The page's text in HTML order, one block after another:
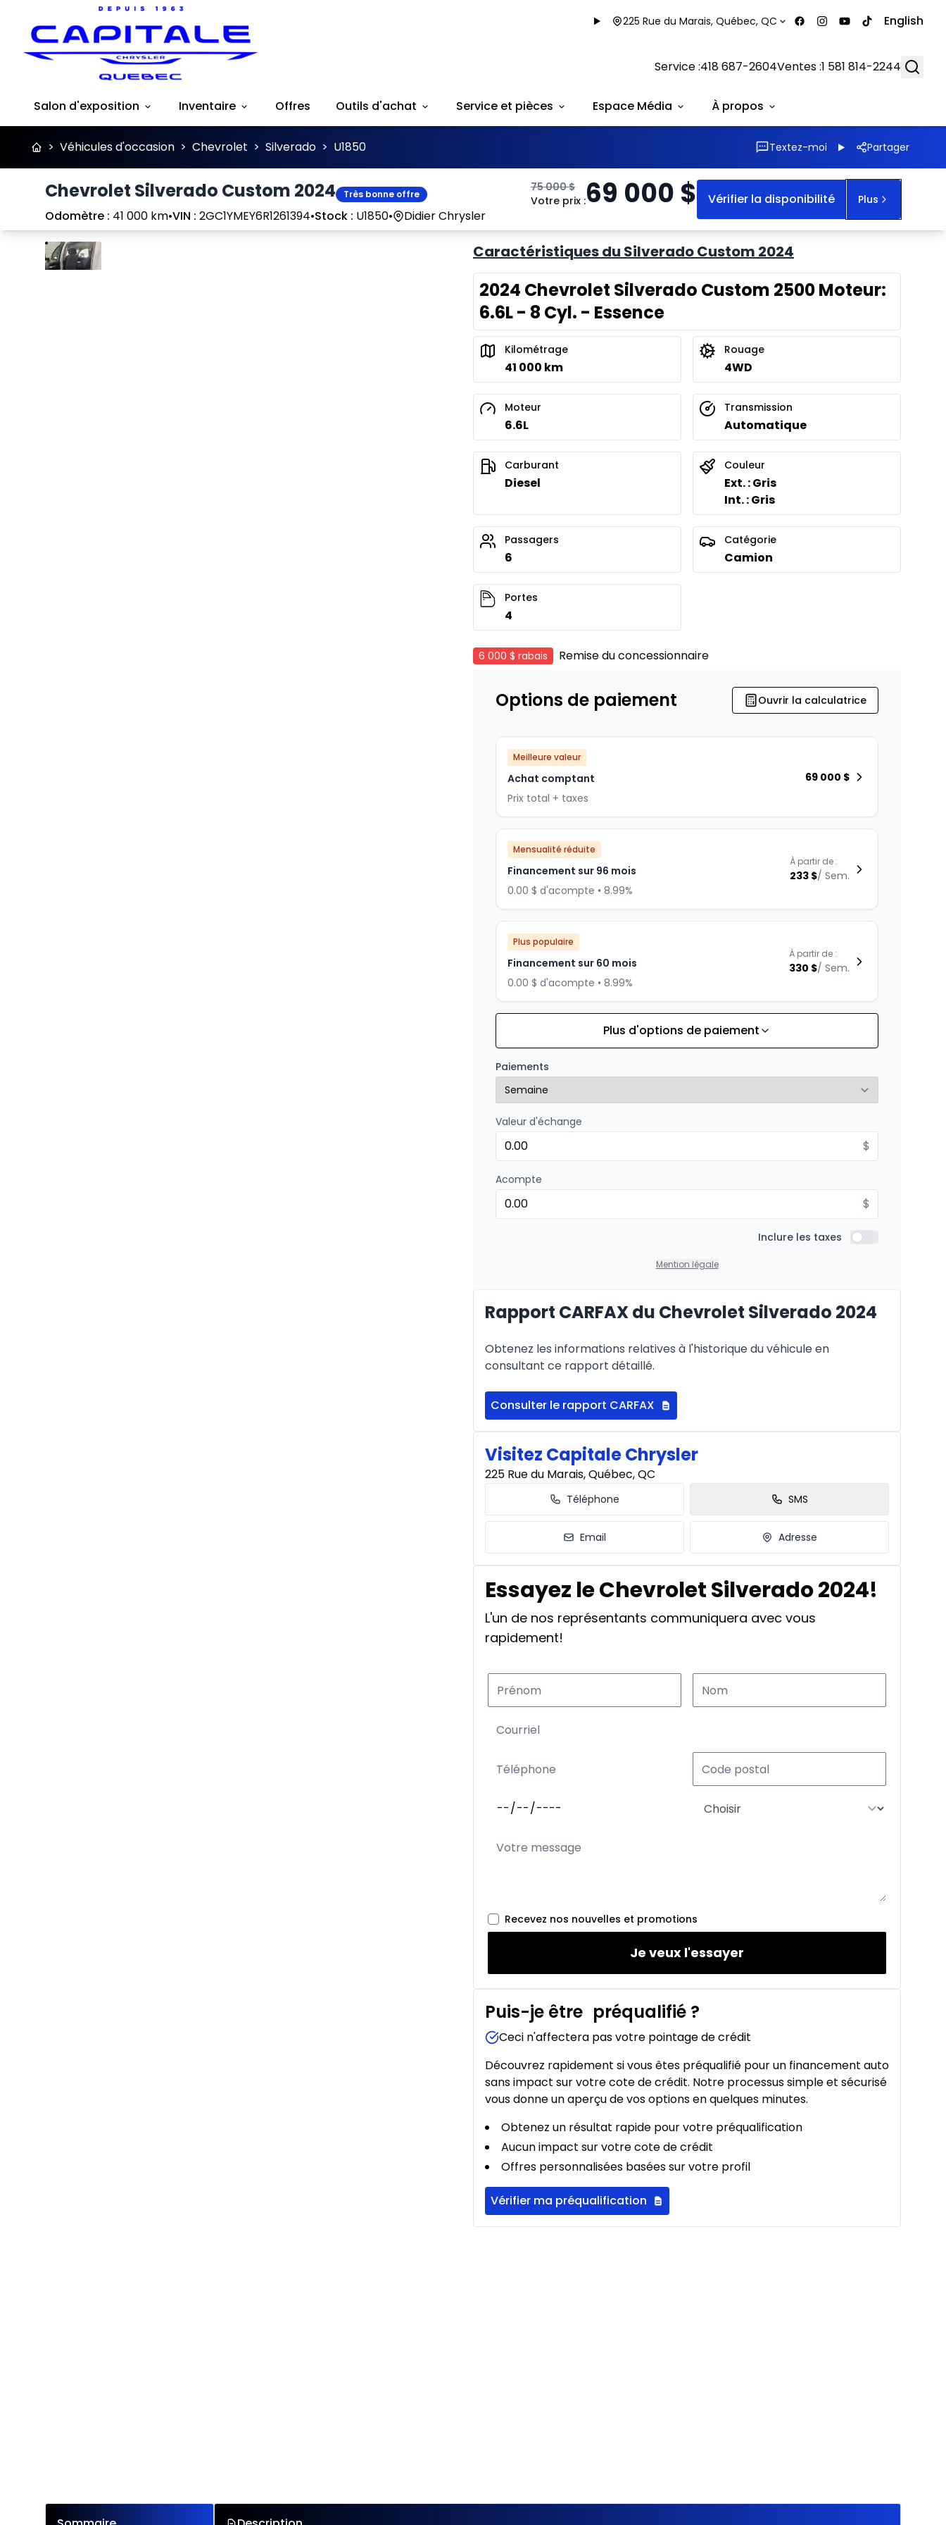
225 Rue du Marais, Québec, QC English
Service :418 687-2604Ventes :1 581 814-2244
Salon d'exposition Inventaire Offres Outils d'achat Service et pièces Espace Média À propos
> Véhicules d'occasion > Chevrolet > Silverado > U1850 Textez-moi Partager
Chevrolet Silverado Custom 2024 Très bonne offre
Odomètre : 41 000 km•VIN : 2GC1YMEY6R1261394•Stock : U1850• Didier Chrysler
75 000$
Votre prix :69 000 $ Vérifier la disponibilité Plus
ArrêterPrécédent
Suivant
Caractéristiques du Silverado Custom 2024
2024 Chevrolet Silverado Custom 2500 Moteur:
6.6L - 8 Cyl. - Essence
Kilométrage
41 000 km
Rouage
4WD
Moteur
6.6L
Transmission
Automatique
Carburant
Diesel
Couleur
Ext. : Gris
Int. : Gris
Passagers
6
Catégorie
Camion
Portes
4
6 000 $ rabais Remise du concessionnaire
Options de paiement Ouvrir la calculatrice
Meilleure valeur
Achat comptant
Prix total + taxes
69 000 $
Mensualité réduite
Financement sur 96 mois
0.00 $ d'acompte • 8.99%
À partir de :
233 $/ Sem.
Plus populaire
Financement sur 60 mois
0.00 $ d'acompte • 8.99%
À partir de :
330 $/ Sem.
Financement sur 84 mois
0.00 $ d'acompte • 8.99%
À partir de :
Financement sur 72 mois
Financement sur 72 mois
Financement sur 48 mois
À partir de :
396 $/Sem.
Financement sur 36 mois
0.00 $ d'acompte • 8.99%
Financement sur 24 mois
0.00 $ d'acompte • 8.99%
727$/Sem.
Plus d'options de paiement
Paiements
Valeur d'échange
$
Acompte
$
Inclure les taxes Inclure les taxes
Mention légale
Rapport CARFAX du Chevrolet Silverado 2024
Obtenez les informations relatives à l'historique du véhicule en
consultant ce rapport détaillé.
Consulter le rapport CARFAX
Visitez Capitale Chrysler
225 Rue du Marais, Québec, QC
Téléphone SMS
Email Adresse
Essayez le Chevrolet Silverado 2024!
L'un de nos représentants communiquera avec vous
rapidement!
Recevez nos nouvelles et promotions
Je veux l'essayer
Puis-je être préqualifié ?
Ceci n'affectera pas votre pointage de crédit
Découvrez rapidement si vous êtes préqualifié pour un financement auto
sans impact sur votre cote de crédit. Notre processus simple et sécurisé
vous donne un aperçu de vos options en quelques minutes.
Obtenez un résultat rapide pour votre préqualification
Aucun impact sur votre cote de crédit
Offres personnalisées basées sur votre profil
Vérifier ma préqualification